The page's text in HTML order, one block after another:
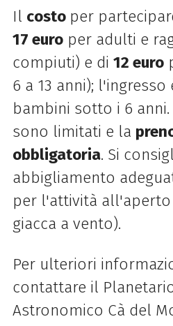
Il costo per
17 europer adulti e
compiuti) e di 12 euro
6 a 13 anni);
bambini sotto i 6
sono limitati e la
obbligatoria. Si
abbigliamento
per l'attività
giacca a vento).
Per ulteriori
contattare il
Astronomico Cà del